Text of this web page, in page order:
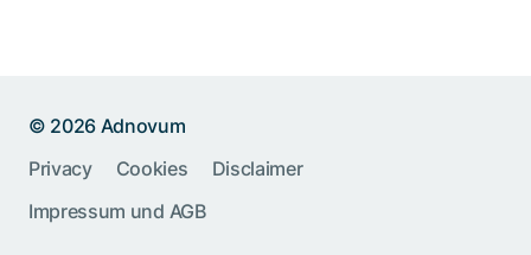
© 2026 Adnovum
Privacy
Cookies
Disclaimer
Impressum und AGB